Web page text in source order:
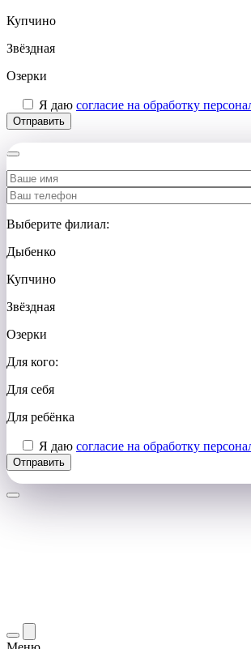
Купчино
Звёздная
Озерки
Я даю согласие на обработку
Выберите филиал:
Дыбенко
Купчино
Звёздная
Озерки
Для кого:
Для себя
Для ребёнка
Я даю согласие на обработку